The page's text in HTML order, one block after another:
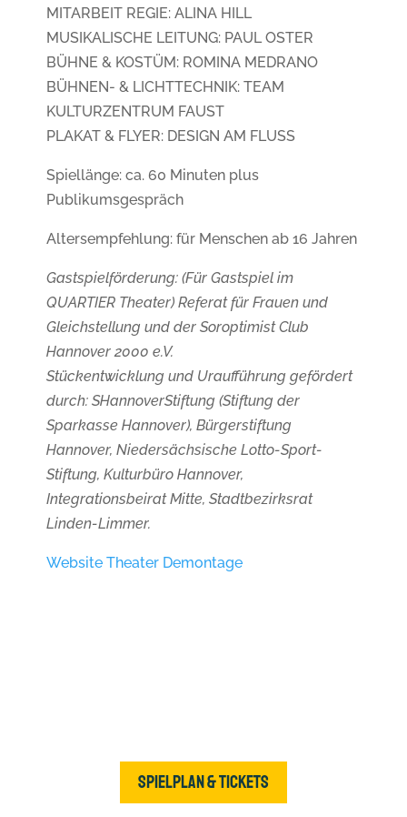
MITARBEIT REGIE: ALINA HILL
MUSIKALISCHE LEITUNG: PAUL OSTER
BÜHNE & KOSTÜM: ROMINA MEDRANO
BÜHNEN- & LICHTTECHNIK: TEAM
KULTURZENTRUM FAUST
PLAKAT & FLYER: DESIGN AM FLUSS
Spiellänge: ca. 60 Minuten plus
Publikumsgespräch
Altersempfehlung: für Menschen ab 16 Jahren
Gastspielförderung: (Für Gastspiel im
QUARTIER Theater) Referat für Frauen und
Gleichstellung und der Soroptimist Club
Hannover 2000 e.V.
Stückentwicklung und Uraufführung gefördert
durch: SHannoverStiftung (Stiftung der
Sparkasse Hannover), Bürgerstiftung
Hannover, Niedersächsische Lotto-Sport-
Stiftung, Kulturbüro Hannover,
Integrationsbeirat Mitte, Stadtbezirksrat
Linden-Limmer.
Website Theater Demontage
Spielplan & Tickets